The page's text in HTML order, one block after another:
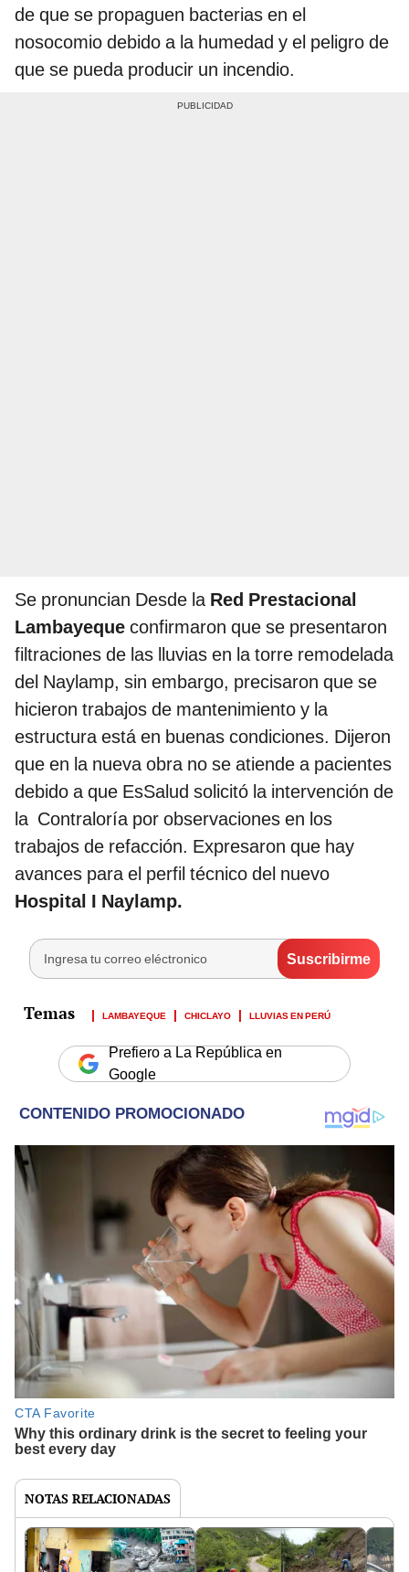
de que se propaguen bacterias en el
nosocomio debido a la humedad y el peligro de
que se pueda producir un incendio.
Se pronuncian Desde laRed Prestacional
Lambayeque confirmaron que se presentaron
filtraciones de las lluvias en la torre remodelada
del Naylamp, sin embargo, precisaron que se
hicieron trabajos de mantenimiento y la
estructura está en buenas condiciones. Dijeron
que en la nueva obra no se atiende a pacientes
debido a que EsSalud solicitó la intervención de
la Contraloría por observaciones en los
trabajos de refacción. Expresaron que hay
avances para el perfil técnico del nuevo
Hospital I Naylamp.
LAMBAYEQUE CHICLAYO LLUVIAS EN PERÚ
Prefiero a La República en
Google
NOTAS RELACIONADAS